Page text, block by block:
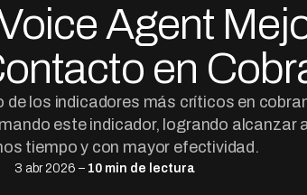
Agent
en
los indicadores más críticos en
este indicador, logrando alcanzar
tiempo y con mayor efectividad.
3 abr 2026 – 10 min de lectura